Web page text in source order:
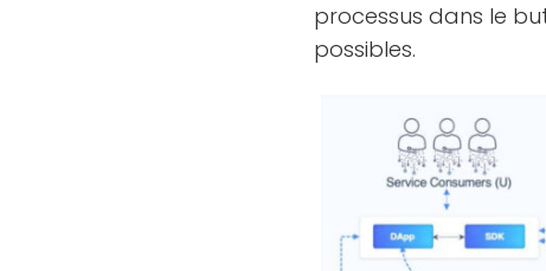
processus dans le
possibles.